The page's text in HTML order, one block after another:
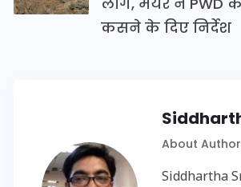
कसने के दिए निर्देश
About Author
Siddhartha
20 जनवरी